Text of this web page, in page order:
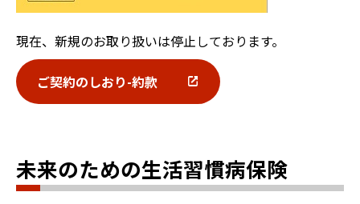
現在、新規のお取り扱いは停止しております。
ご契約のしおり-約款
未来のための生活習慣病保険